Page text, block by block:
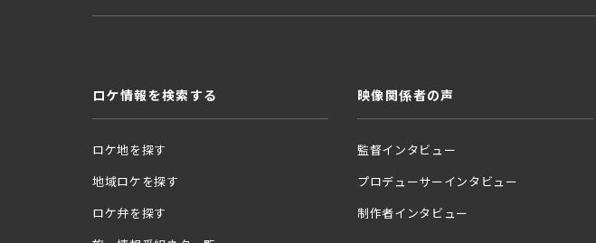
ロケ情報を検索する
ロケ地を探す
地域ロケを探す
ロケ弁を探す
映像関係者の声
監督インタビュー
プロデューサーインタビュー
制作者インタビュー